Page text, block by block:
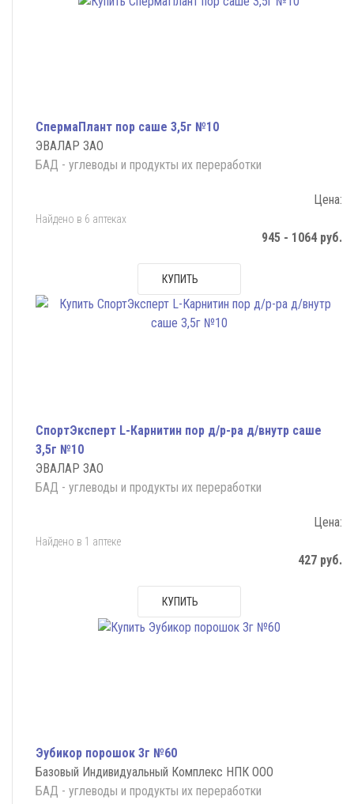
СпермаПлант пор саше 3,5г №10
ЭВАЛАР ЗАО
БАД - углеводы и продукты их переработки
Цена:
Найдено в 6 аптеках
945 - 1064 руб.
КУПИТЬ
СпортЭксперт L-Карнитин пор д/р-ра д/внутр саше
3,5г №10
ЭВАЛАР ЗАО
БАД - углеводы и продукты их переработки
Цена:
Найдено в 1 аптеке
427 руб.
КУПИТЬ
Эубикор порошок 3г №60
Базовый Индивидуальный Комплекс НПК ООО
БАД - углеводы и продукты их переработки